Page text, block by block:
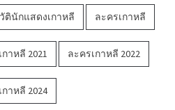
ตินักแสดงเกาหลี ละครเกาหลี
าหลี 2021 ละครเกาหลี 2022
าหลี 2024